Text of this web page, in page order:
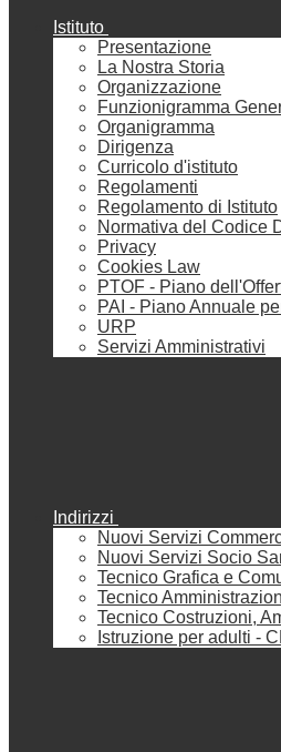
Istituto
Presentazione
La Nostra Storia
Organizzazione
Funzionigramma
Organigramma
Dirigenza
Curricolo d'istituto
Regolamenti
Regolamento di Istituto
Normativa del Codice
Privacy
Cookies Law
PTOF - Piano
PAI - Piano Annuale
URP
Servizi Amministrativi
Indirizzi
Nuovi Servizi
Nuovi Servizi Socio
Tecnico Grafica e
Tecnico
Tecnico Costruzioni,
Istruzione per adulti -